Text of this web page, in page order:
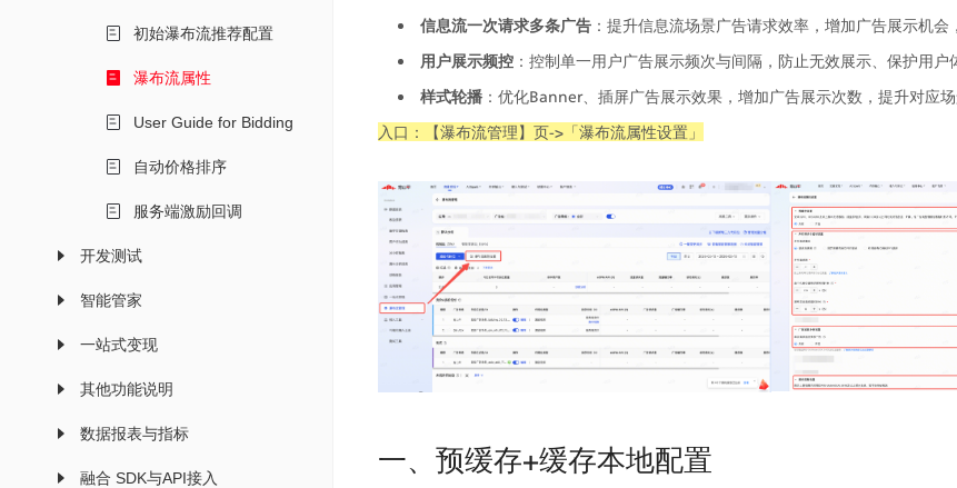
初始瀑布流推荐配置
瀑布流属性
User Guide for Bidding
自动价格排序
服务端激励回调
开发测试
智能管家
一站式变现
其他功能说明
数据报表与指标
融合 SDK与API接入
信息流一次请求多条广告：提升信息流场景广告请求效率，增加广告展示机会
用户展示频控：控制单一用户广告展示频次与间隔，防止无效展示、保护用户
样式轮播：优化Banner、插屏广告展示效果，增加广告展示次数，提升对应
入口：【瀑布流管理】页->「瀑布流属性设置」
一、预缓存+缓存本地配置